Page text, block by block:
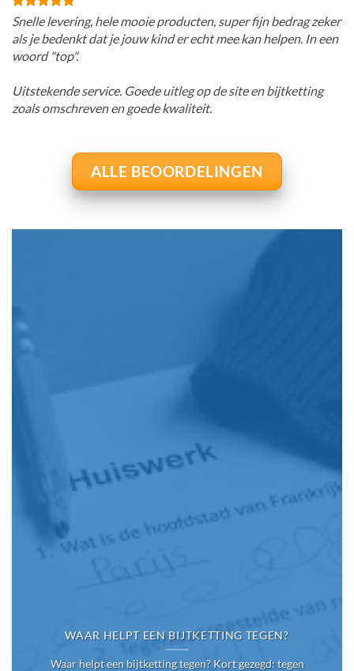
Snelle levering, hele mooie producten, super fijn bedrag zeker
als je bedenkt dat je jouw kind er echt mee kan helpen. In een
woord "top".
Uitstekende service. Goede uitleg op de site en bijtketting
zoals omschreven en goede kwaliteit.
ALLE BEOORDELINGEN
WAAR HELPT EEN BIJTKETTING TEGEN?
Waar helpt een bijtketting tegen? Kort gezegd: tegen